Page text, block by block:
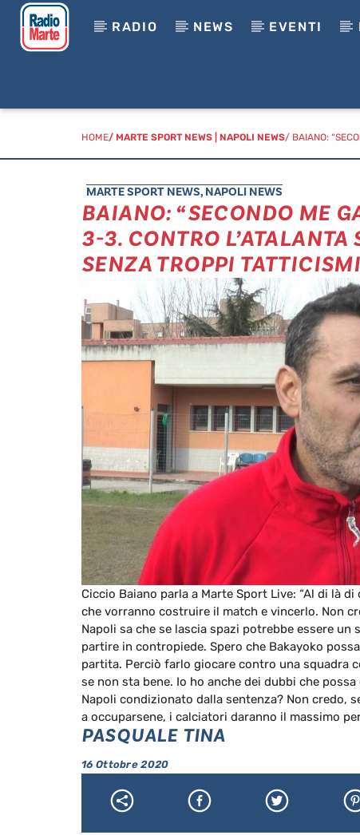
RADIO NEWS EVENTI
HOME/ MARTE SPORT NEWS NAPOLI NEWS/ BAIANO:
MARTE SPORT NEWS, NAPOLI NEWS
BAIANO: “SECONDO ME
3-3. CONTRO L’ATALANTA
SENZA TROPPI
Ciccio Baiano parla a Marte Sport Live: “Al di là
che vorranno costruire il match e vincerlo. Non
Napoli sa che se lascia spazi potrebbe essere
partire in contropiede. Spero che Bakayoko
partita. Perciò farlo giocare contro una squadra
se non sta bene. Io ho anche dei dubbi che
Napoli condizionato dalla sentenza? Non credo,
a occuparsene, i calciatori daranno il massimo
PASQUALE TINA
16 Ottobre 2020